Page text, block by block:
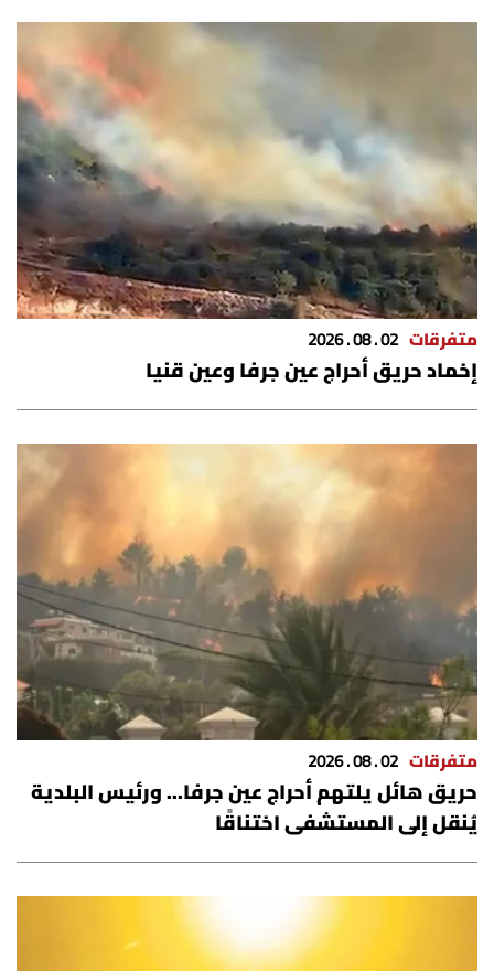
متفرقات 02 . 08 . 2026
إخماد حريق أحراج عين جرفا وعين قنيا
متفرقات 02 . 08 . 2026
حريق هائل يلتهم أحراج عين جرفا... ورئيس البلدية
يُنقل إلى المستشفى اختناقًا